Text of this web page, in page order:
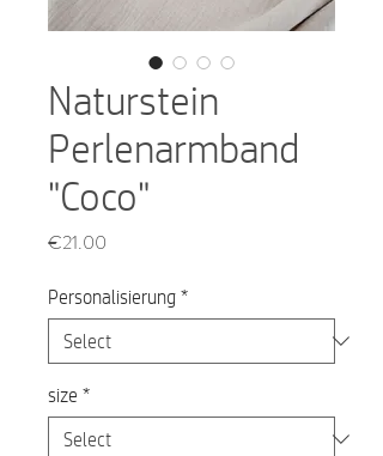
Naturstein
Perlenarmband
"Coco"
€21.00
Personalisierung *
size *